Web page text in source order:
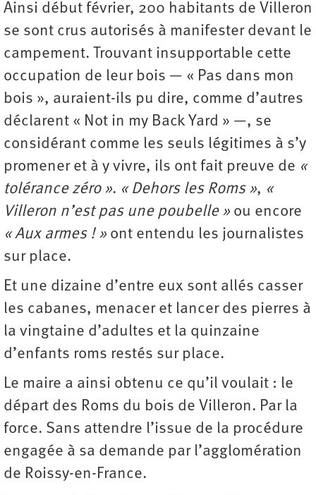
Ainsi début février, 200 habitants de Villeron
se sont crus autorisés à manifester devant le
campement. Trouvant insupportable cette
occupation de leur bois — « Pas dans mon
bois », auraient-ils pu dire, comme d’autres
déclarent « Not in my Back Yard » —, se
considérant comme les seuls légitimes à s’y
promener et à y vivre, ils ont fait preuve de «
tolérance zéro ». « Dehors les Roms », «
Villeron n’est pas une poubelle » ou encore
« Aux armes ! » ont entendu les journalistes
sur place.
Et une dizaine d’entre eux sont allés casser
les cabanes, menacer et lancer des pierres à
la vingtaine d’adultes et la quinzaine
d’enfants roms restés sur place.
Le maire a ainsi obtenu ce qu’il voulait : le
départ des Roms du bois de Villeron. Par la
force. Sans attendre l’issue de la procédure
engagée à sa demande par l’agglomération
de Roissy-en-France.